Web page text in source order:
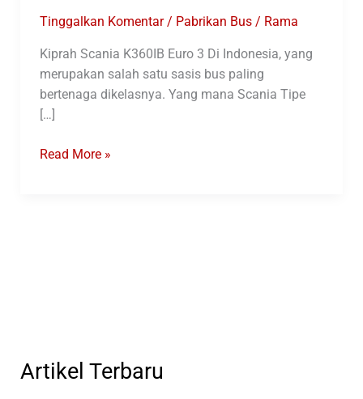
Tinggalkan Komentar / Pabrikan Bus/ Rama
Kiprah Scania K360IB Euro 3 Di Indonesia, yang
merupakan salah satu sasis bus paling
bertenaga dikelasnya. Yang mana Scania Tipe
[…]
Kiprah
Read More »
Artikel Terbaru